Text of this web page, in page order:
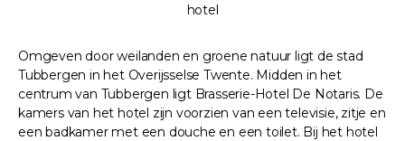
hotel
Omgeven door weilanden en groene natuur ligt de stad
Tubbergen in het Overijsselse Twente. Midden in het
centrum van Tubbergen ligt Brasserie-Hotel De Notaris. De
kamers van het hotel zijn voorzien van een televisie, zitje en
een badkamer met een douche en een toilet. Bij het hotel